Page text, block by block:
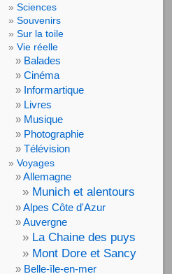
Sciences
Souvenirs
Sur la toile
Vie réelle
Balades
Cinéma
Informartique
Livres
Musique
Photographie
Télévision
Voyages
Allemagne
Munich et alentours
Alpes Côte d'Azur
Auvergne
La Chaine des puys
Mont Dore et Sancy
Belle-île-en-mer